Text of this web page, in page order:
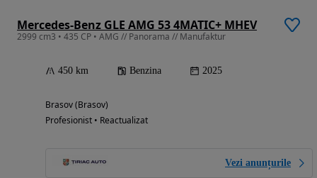
Mercedes-Benz GLE AMG 53 4MATIC+ MHEV
2999 cm3 • 435 CP • AMG // Panorama // Manufaktur
450 km Benzina 2025
Brasov (Brasov)
Profesionist • Reactualizat
Vezi anunțurile